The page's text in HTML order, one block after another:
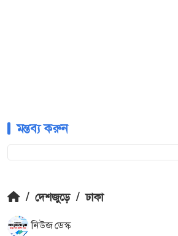
মন্তব্য করুন
/ দেশজুড়ে / ঢাকা
নিউজ ডেস্ক